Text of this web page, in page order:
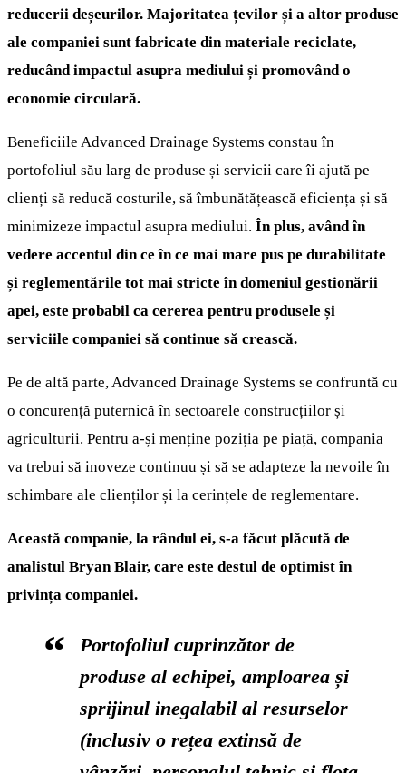
reducerii deșeurilor. Majoritatea țevilor și a altor produse
ale companiei sunt fabricate din materiale reciclate,
reducând impactul asupra mediului și promovând o
economie circulară.
Beneficiile Advanced Drainage Systems constau în
portofoliul său larg de produse și servicii care îi ajută pe
clienți să reducă costurile, să îmbunătățească eficiența și să
minimizeze impactul asupra mediului. În plus, având în
vedere accentul din ce în ce mai mare pus pe durabilitate
și reglementările tot mai stricte în domeniul gestionării
apei, este probabil ca cererea pentru produsele și
serviciile companiei să continue să crească.
Pe de altă parte, Advanced Drainage Systems se confruntă cu
o concurență puternică în sectoarele construcțiilor și
agriculturii. Pentru a-și menține poziția pe piață, compania
va trebui să inoveze continuu și să se adapteze la nevoile în
schimbare ale clienților și la cerințele de reglementare.
Această companie, la rândul ei, s-a făcut plăcută de
analistul Bryan Blair, care este destul de optimist în
privința companiei.
Portofoliul cuprinzător de
produse al echipei, amploarea și
sprijinul inegalabil al resurselor
(inclusiv o rețea extinsă de